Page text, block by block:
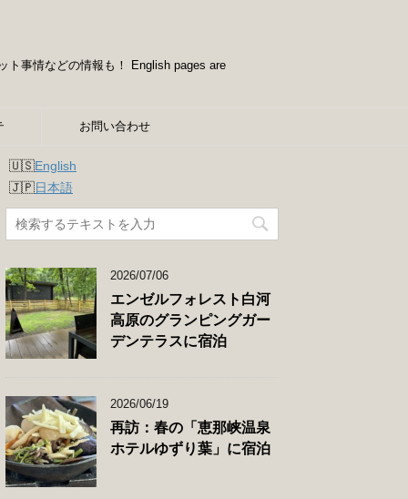
ト事情などの情報も！ English pages are
お問い合わせ
English
日本語
2026/07/06
エンゼルフォレスト白河
高原のグランピングガー
デンテラスに宿泊
2026/06/19
再訪：春の「恵那峡温泉
ホテルゆずり葉」に宿泊